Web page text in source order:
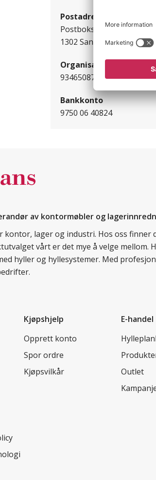
Postadresse
Postboks 488
1302 Sandvika
Organisasjonsnr.
934650875
Bankkonto
9750 06 40824
av kontormøbler og
kontor, lager og industri. Hos oss
vårt er det mye å velge
hyller og hyllesystemer. Med
Kjøpshjelp
Opprett konto
Spor ordre
Kjøpsvilkår
E-handel
Outlet